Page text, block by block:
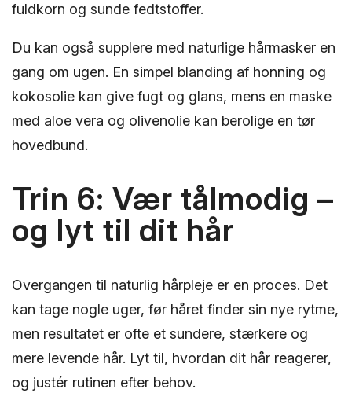
fuldkorn og sunde fedtstoffer.
Du kan også supplere med naturlige hårmasker en
gang om ugen. En simpel blanding af honning og
kokosolie kan give fugt og glans, mens en maske
med aloe vera og olivenolie kan berolige en tør
hovedbund.
Trin 6: Vær tålmodig –
og lyt til dit hår
Overgangen til naturlig hårpleje er en proces. Det
kan tage nogle uger, før håret finder sin nye rytme,
men resultatet er ofte et sundere, stærkere og
mere levende hår. Lyt til, hvordan dit hår reagerer,
og justér rutinen efter behov.